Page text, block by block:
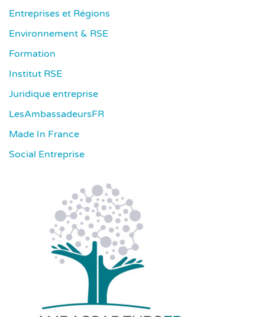
Entreprises et Régions
Environnement & RSE
Formation
Institut RSE
Juridique entreprise
LesAmbassadeursFR
Made In France
Social Entreprise